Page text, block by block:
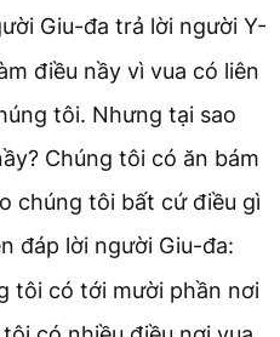
Giu-đa trả lời người Y-
điều nầy vì vua có liên
tôi. Nhưng tại sao
Chúng tôi có ăn bám
chúng tôi bất cứ điều gì
đáp lời người Giu-đa:
tôi có tới mười phần nơi